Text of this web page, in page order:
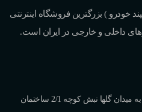
خودرو ) بزرگترین فروشگاه اینترنتی
داخلی و خارجی در ایران است.
میدان فاطمی به سمت و نرسیده به میدان گلها نبش کوچه 2/1 ساختمان